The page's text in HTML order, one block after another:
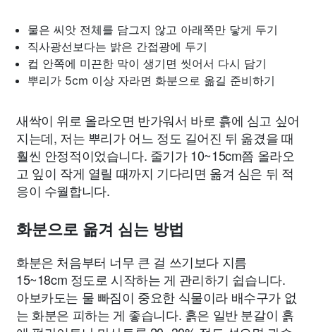
물은 씨앗 전체를 담그지 않고 아래쪽만 닿게 두기
직사광선보다는 밝은 간접광에 두기
컵 안쪽에 미끈한 막이 생기면 씻어서 다시 담기
뿌리가 5cm 이상 자라면 화분으로 옮길 준비하기
새싹이 위로 올라오면 반가워서 바로 흙에 심고 싶어
지는데, 저는 뿌리가 어느 정도 길어진 뒤 옮겼을 때
훨씬 안정적이었습니다. 줄기가 10~15cm쯤 올라오
고 잎이 작게 열릴 때까지 기다리면 옮겨 심은 뒤 적
응이 수월합니다.
화분으로 옮겨 심는 방법
화분은 처음부터 너무 큰 걸 쓰기보다 지름
15~18cm 정도로 시작하는 게 관리하기 쉽습니다.
아보카도는 물 빠짐이 중요한 식물이라 배수구가 없
는 화분은 피하는 게 좋습니다. 흙은 일반 분갈이 흙